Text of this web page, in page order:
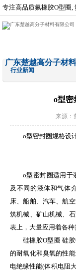
专注高品质氟橡胶O型圈,
广东楚越高分子材
行业新闻
o型密
来源：
o型密封圈规格设
o型密封圈适用于
及不同的液体和气体
床、船舶、汽车、航
筑机械、矿山机械、
表上，大量应用着各种
硅橡胶O型圈 硅
的耐氧化和臭氧的性
电绝缘性能(体积电阻